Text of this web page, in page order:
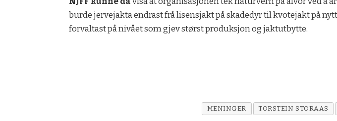
burde jervejakta endrast frå lisensjakt på skadedyr til kvotejakt på
forvaltast på nivået som gjev størst produksjon og jaktutbytte.
MENINGER TORSTEIN STORAAS